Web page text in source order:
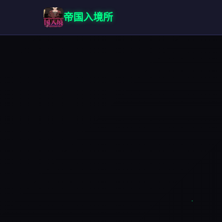
帝国入境所